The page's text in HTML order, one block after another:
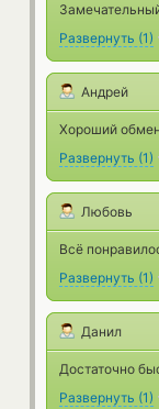
Развернуть (1)
Андрей
Хороший
Развернуть (1)
Любовь
Всё
Развернуть (1)
Данил
Достаточно
Развернуть (1)